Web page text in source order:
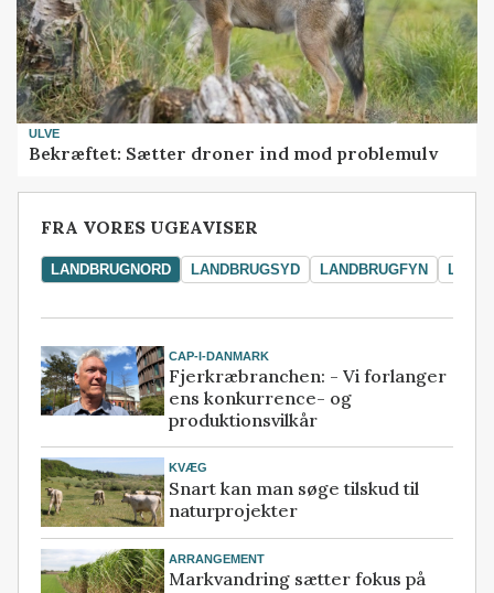
ULVE
Bekræftet: Sætter droner ind mod problemulv
FRA VORES UGEAVISER
LANDBRUGNORD LANDBRUGSYD LANDBRUGFYN
CAP-I-DANMARK
Fjerkræbranchen: - Vi forlanger
ens konkurrence- og
produktionsvilkår
KVÆG
Snart kan man søge tilskud til
naturprojekter
ARRANGEMENT
Markvandring sætter fokus på